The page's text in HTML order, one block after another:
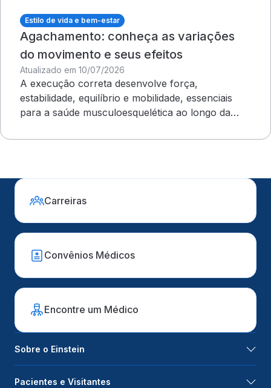
Estilo de vida e bem-estar
Agachamento: conheça as variações
do movimento e seus efeitos
Atualizado em 10/07/2026
A execução correta desenvolve força,
estabilidade, equilíbrio e mobilidade, essenciais
para a saúde musculoesquelética ao longo da
Carreiras
Convênios Médicos
Encontre um Médico
Sobre o Einstein
Pacientes e Visitantes